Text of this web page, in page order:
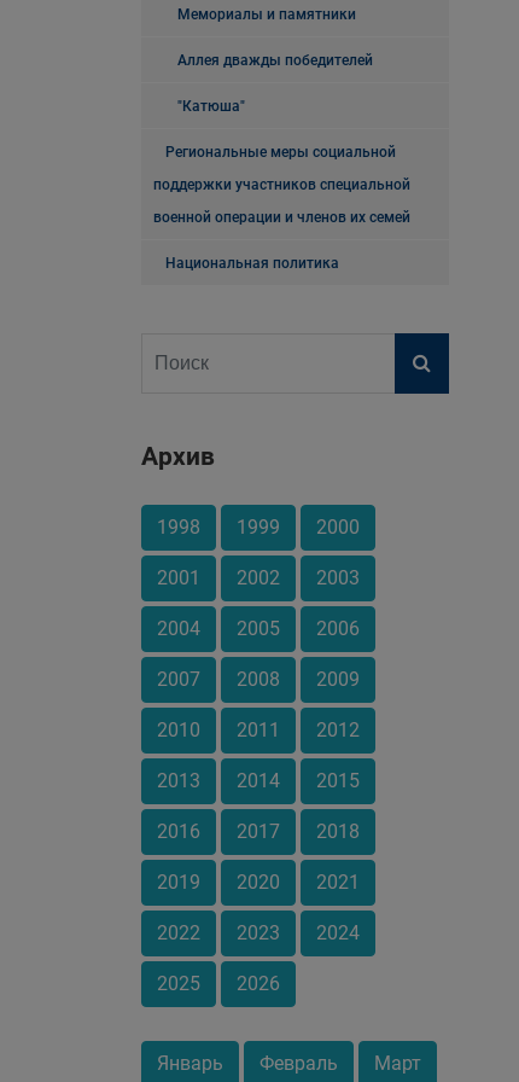
Мемориалы и памятники
Аллея дважды победителей
"Катюша"
Региональные меры социальной
поддержки участников специальной
военной операции и членов их семей
Национальная политика
Архив
1998 1999 2000
2001 2002 2003
2004 2005 2006
2007 2008 2009
2010 2011 2012
2013 2014 2015
2016 2017 2018
2019 2020 2021
2022 2023 2024
2025 2026
Январь Февраль Март